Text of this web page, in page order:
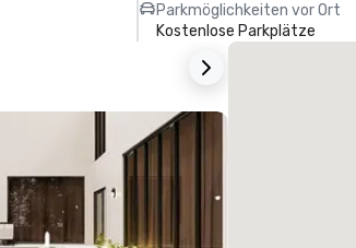
Parkmöglichkeiten vor Ort
Kostenlose Parkplätze